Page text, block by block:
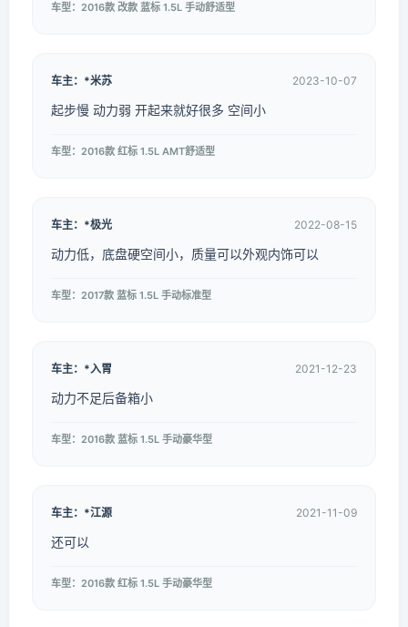
车型：2016款 改款 蓝标 1.5L 手动舒适型
车主：*米苏 2023-10-07
起步慢 动力弱 开起来就好很多 空间小
车型：2016款 红标 1.5L AMT舒适型
车主：*极光 2022-08-15
动力低，底盘硬空间小，质量可以外观内饰可以
车型：2017款 蓝标 1.5L 手动标准型
车主：*入胃 2021-12-23
动力不足后备箱小
车型：2016款 蓝标 1.5L 手动豪华型
车主：*江源 2021-11-09
还可以
车型：2016款 红标 1.5L 手动豪华型